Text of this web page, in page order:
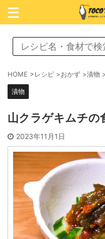
レシピ検索
HOME >レシピ >おかず >漬物
漬物
山クラゲキムチの
2023年11月1日